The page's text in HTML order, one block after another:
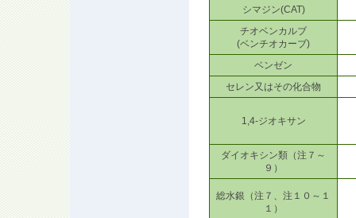
シマジン(CAT)
チオベンカルブ
(ベンチオカーブ)
ベンゼン
セレン又はその化合物
1,4-ジオキサン
ダイオキシン類（注７～
９）
総水銀（注７、注１０～１
１）